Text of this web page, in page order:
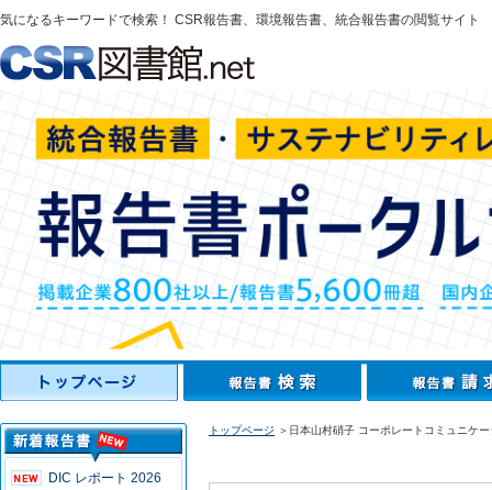
気になるキーワードで検索！ CSR報告書、環境報告書、統合報告書の閲覧サイト
DIC レポート 2026
トップページ ＞日本山村硝子 コーポレートコミュニケ